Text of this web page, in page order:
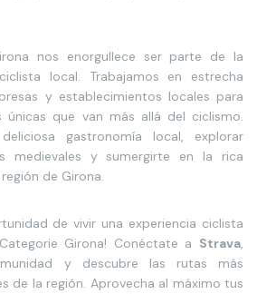
nos enorgullece ser parte de la
local. Trabajamos en estrecha
y establecimientos locales para
únicas que van más allá del ciclismo.
gastronomía local, explorar
medievales y sumergirte en la rica
de Girona.
de vivir una experiencia ciclista
Girona! Conéctate a Strava,
y descubre las rutas más
de la región. Aprovecha al máximo tus